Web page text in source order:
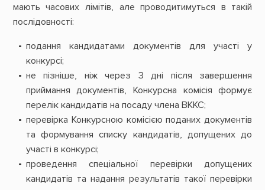
мають часових лімітів, але проводитимуться в такій
послідовності:
подання кандидатами документів для участі у
конкурсі;
не пізніше, ніж через 3 дні після завершення
приймання документів, Конкурсна комісія формує
перелік кандидатів на посаду члена ВККС;
перевірка Конкурсною комісією поданих документів
та формування списку кандидатів, допущених до
участі в конкурсі;
проведення спеціальної перевірки допущених
кандидатів та надання результатів такої перевірки